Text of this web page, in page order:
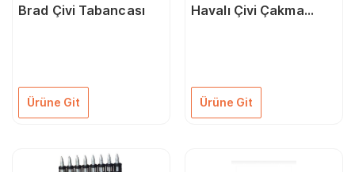
Brad Çivi Tabancası
Ürüne Git
Havalı Çivi Çakma
Ürüne Git